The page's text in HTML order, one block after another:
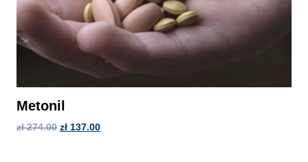
Metonil
zł274.00 zł 137.00